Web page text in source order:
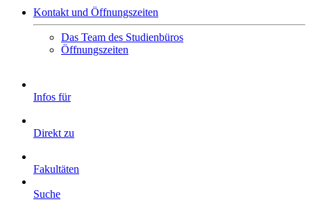
Kontakt und Öffnungszeiten
Das Team des Studienbüros
Öffnungszeiten
Infos für
Direkt zu
Fakultäten
Suche